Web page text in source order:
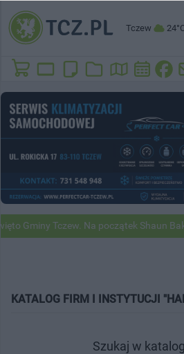
Tczew
Gminy Tczew. Na początek Shaun
KATALOG FIRM I INSTYTUCJI
Szukaj w